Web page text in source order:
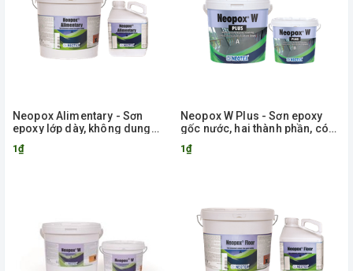
Neopox Alimentary - Sơn
epoxy lớp dày, không dung
1₫
Neopox W Plus - Sơn epoxy
gốc nước, hai thành phần, có
1₫